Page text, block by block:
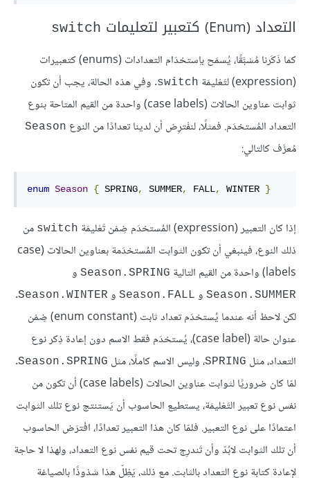
التعداد (Enum) كتعبير لتعليمات switch
كما ذَكَرنا مُسْبَّقًا، يُسمَح باِستخدَام التعدادات (enums) كتعبيرات
(expression) لتَعْليمَة
switch. وفي هذه الحالة، يجب أن تكون
ثوابت عناوين الحالات (case labels) واحدة من القيم المتاحة بنوع
التعداد المُستخدَم. فمثلًا، لنفْترِض أن لدينا تعدادًا من النوع Season
مُعرَّف كالتالي:
enum Season { SPRING, SUMMER, FALL, WINTER }
إذا كان التعبير (expression) المُستخدَم ضِمْن تَعْليمَة switch من
ذلك النوع، فينبغي أن تكون الثوابت المُستخدَمة بعناوين الحالات (case
labels) واحدة من القيم التالية
Season.SPRING و
Season.SUMMER و Season.FALL و Season.WINTER
.
لكن لاحظ أنه عندما يُستخدَم تعداد ثابت (enum constant) ضِمْن
عنوان حالة (case label)، يُستخدَم فقط الاسم دون إعادة ذِكر نوع
التعداد، مثل SPRING، وليس الاسم كاملًا، مثل Season.SPRING
.
لمّا كان ضروريًا لثوابت عناوين الحالات (case labels) أن تكون من
نفس نوع تعبير التَعْليمَة، يستطيع الحاسوب أن يَستنتج نوع تلك الثوابت
اعتمادًا على نوع التعبير. فلمّا كان هذا التعبير تعدادًا، افْترَض الحاسوب
أن تلك الثوابت لابُدّ وأن تَندرِج تحت قيم نفس نوع التعداد، ولهذا لا حاجة
لإعادة كتابة نوع التعداد بالثابت. مع ذلك، يَظِلّ هذا شذوذًا بالصياغة